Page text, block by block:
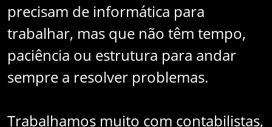
precisam de informática para
trabalhar, mas que não têm tempo,
paciência ou estrutura para andar
sempre a resolver problemas.
Trabalhamos muito com contabilistas,